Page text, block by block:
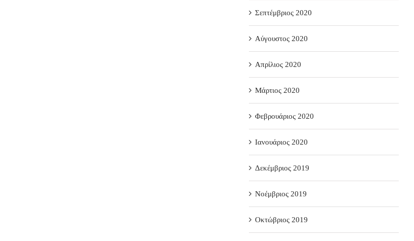
Σεπτέμβριος 2020
Αύγουστος 2020
Απρίλιος 2020
Μάρτιος 2020
Φεβρουάριος 2020
Ιανουάριος 2020
Δεκέμβριος 2019
Νοέμβριος 2019
Οκτώβριος 2019